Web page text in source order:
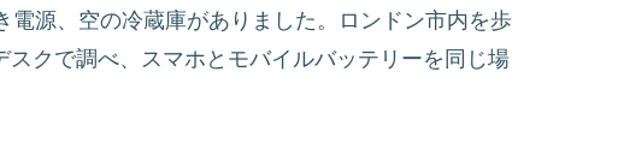
源、空の冷蔵庫がありました。ロンドン市内を歩
クで調べ、スマホとモバイルバッテリーを同じ場